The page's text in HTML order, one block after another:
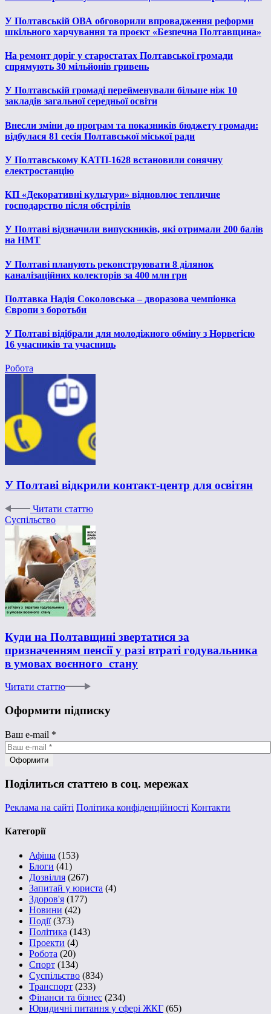
У Полтавській ОВА обговорили впровадження реформи
шкільного харчування та проєкт «Безпечна Полтавщина»
На ремонт доріг у старостатах Полтавської громади
спрямують 30 мільйонів гривень
У Полтавській громаді перейменували більше ніж 10
закладів загальної середньої освіти
Внесли зміни до програм та показників бюджету громади:
відбулася 81 сесія Полтавської міської ради
У Полтавському КАТП-1628 встановили сонячну
електростанцію
КП «Декоративні культури» відновлює тепличне
господарство після обстрілів
У Полтаві відзначили випускників, які отримали 200 балів
на НМТ
У Полтаві планують реконструювати 8 ділянок
каналізаційних колекторів за 400 млн грн
Полтавка Надія Соколовська – дворазова чемпіонка
Європи з боротьби
У Полтаві відібрали для молодіжного обміну з Норвегією
16 учасників та учасниць
Робота
У Полтаві відкрили контакт-центр для освітян
Читати статтю
Суспільство
Куди на Полтавщині звертатися за
призначенням пенсії у разі втраті годувальника
в умовах воєнного стану
Читати статтю
Оформити підписку
Ваш e-mail *
Поділиться статтею в соц. мережах
Реклама на сайті Політика конфіденційності Контакти
Категорії
Афіша (153)
Блоги (41)
Дозвілля (267)
Запитай у юриста (4)
Здоров'я (177)
Новини (42)
Події(373)
Політика (143)
Проекти (4)
Робота (20)
Спорт (134)
Суспільство (834)
Транспорт (233)
Фінанси та бізнес (234)
Юридичні питання у сфері ЖКГ (65)